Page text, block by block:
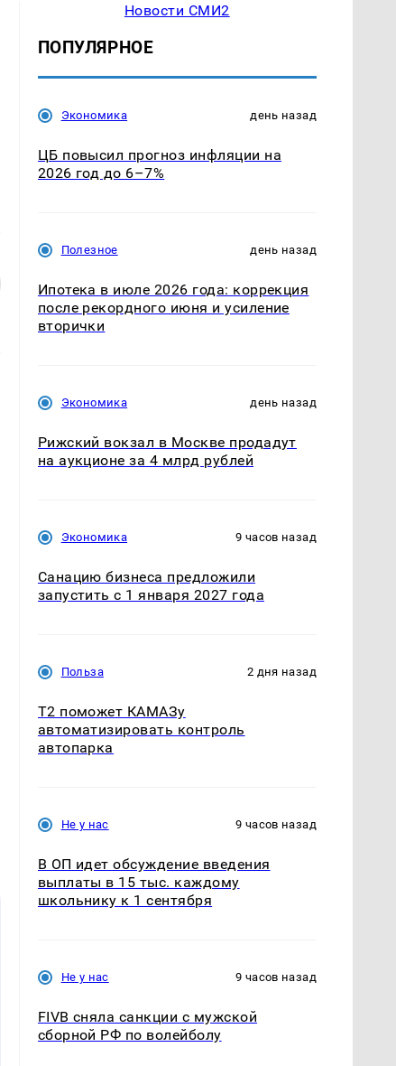
Новости СМИ2
ПОПУЛЯРНОЕ
Экономика день назад
ЦБ повысил прогноз инфляции на
2026 год до 6–7%
Полезное день назад
Ипотека в июле 2026 года: коррекция
после рекордного июня и усиление
вторички
Экономика день назад
Рижский вокзал в Москве продадут
на аукционе за 4 млрд рублей
Экономика 9 часов назад
Санацию бизнеса предложили
запустить с 1 января 2027 года
Польза 2 дня назад
T2 поможет КАМАЗу
автоматизировать контроль
автопарка
Не у нас 9 часов назад
В ОП идет обсуждение введения
выплаты в 15 тыс. каждому
школьнику к 1 сентября
Не у нас 9 часов назад
FIVB сняла санкции с мужской
сборной РФ по волейболу